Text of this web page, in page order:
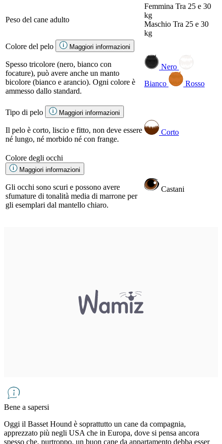
Peso del cane adulto
Femmina Tra 25 e 30
kg
Maschio Tra 25 e 30
kg
Colore del pelo
Maggiori informazioni
Spesso tricolore (nero, bianco con
focature), può avere anche un manto
bicolore (bianco e arancio). Ogni colore è
ammesso dallo standard.
Nero
Bianco
Rosso
Tipo di pelo Maggiori informazioni
Il pelo è corto, liscio e fitto, non deve essere
né lungo, né morbido né con frange.
Corto
Colore degli occhi
Maggiori informazioni
Gli occhi sono scuri e possono avere
sfumature di tonalità media di marrone per
gli esemplari dal mantello chiaro.
Castani
Bene a sapersi
Oggi il Basset Hound è soprattutto un cane da compagnia,
apprezzato più negli USA che in Europa, dove si pensa ancora
spesso che, purtroppo, un buon cane da appartamento debba esser